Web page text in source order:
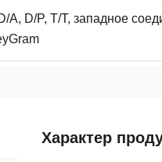
A, D/P, T/T, западное
Характер